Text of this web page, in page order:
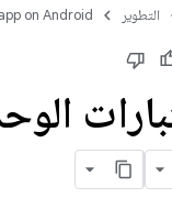
التطوير on Android